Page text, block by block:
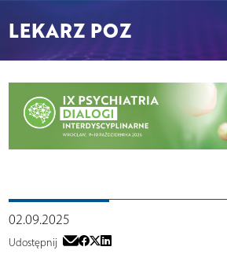
LEKARZ POZ
02.09.2025
Udostępnij